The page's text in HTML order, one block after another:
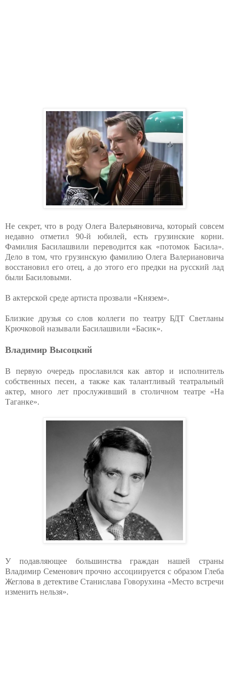
Не секрет, что в роду Олега Валерьяновича, который совсем
недавно отметил 90-й юбилей, есть грузинские корни.
Фамилия Басилашвили переводится как «потомок Басила».
Дело в том, что грузинскую фамилию Олега Валериановича
восстановил его отец, а до этого его предки на русский лад
были Басиловыми.
В актерской среде артиста прозвали «Князем».
Близкие друзья со слов коллеги по театру БДТ Светланы
Крючковой называли Басилашвили «Басик».
Владимир Высоцкий
В первую очередь прославился как автор и исполнитель
собственных песен, а также как талантливый театральный
актер, много лет прослуживший в столичном театре «На
Таганке».
У подавляющее большинства граждан нашей страны
Владимир Семенович прочно ассоциируется с образом Глеба
Жеглова в детективе Станислава Говорухина «Место встречи
изменить нельзя».